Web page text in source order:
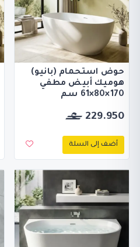
حوض استحمام (بانيو)
هوميك أبيض مطفي
170×80×61 سم
229.950
أضف إلى السلة